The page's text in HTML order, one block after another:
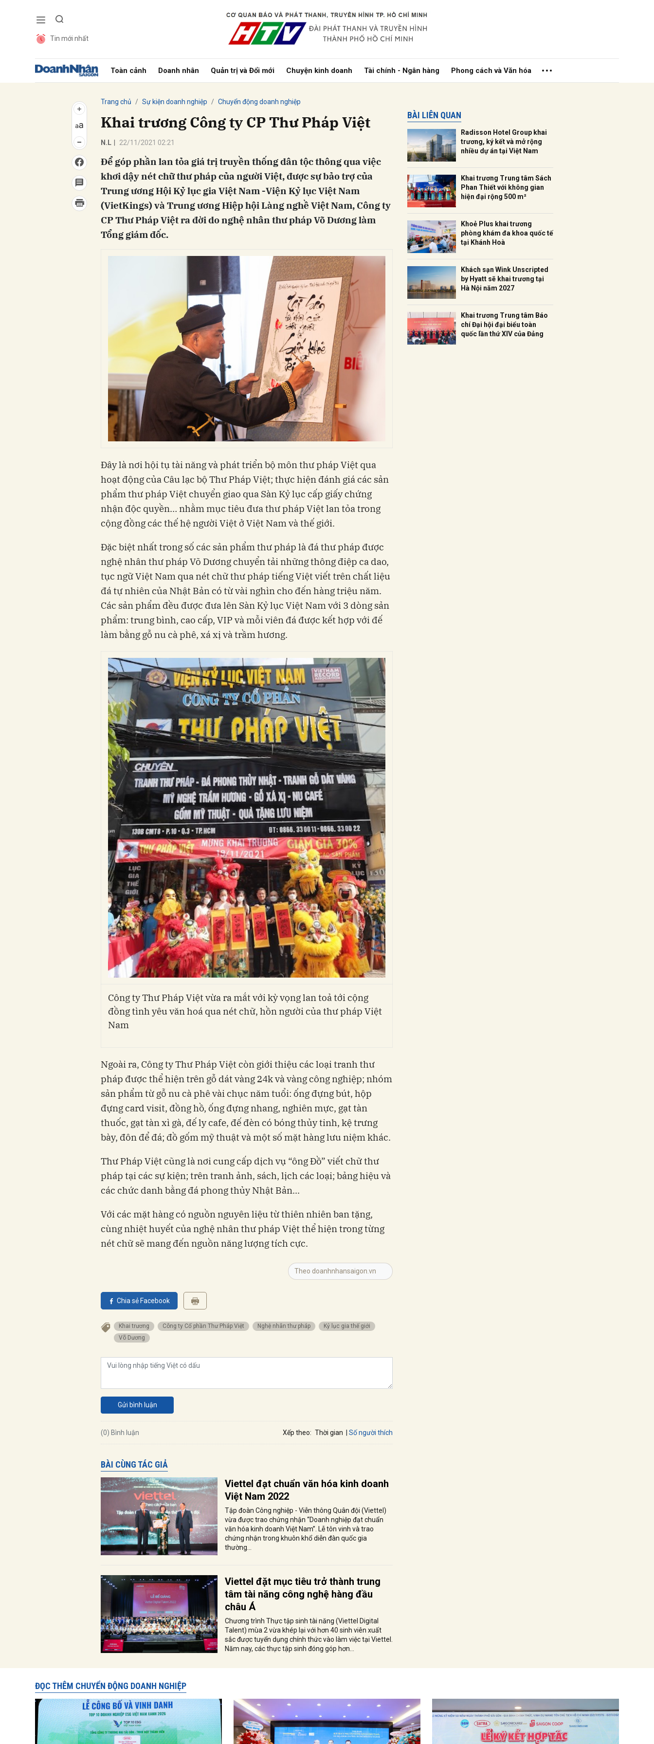
Tin mới nhất
Toàn cảnh Doanh nhân Quản trị và Đổi mới Chuyện kinh doanh Tài chính - Ngân hàng Phong cách và Văn hóa
Trang chủ Sự kiện doanh nghiệp Chuyển động doanh nghiệp
Khai trương Công ty CP Thư Pháp Việt
N.L 22/11/2021 02:21
Để góp phần lan tỏa giá trị truyền thống dân tộc thông qua việc
khơi dậy nét chữ thư pháp của người Việt, được sự bảo trợ của
Trung ương Hội Kỷ lục gia Việt Nam -Viện Kỷ lục Việt Nam
(VietKings) và Trung ương Hiệp hội Làng nghề Việt Nam, Công ty
CP Thư Pháp Việt ra đời do nghệ nhân thư pháp Võ Dương làm
Tổng giám đốc.
Đây là nơi hội tụ tài năng và phát triển bộ môn thư pháp Việt qua
hoạt động của Câu lạc bộ Thư Pháp Việt; thực hiện đánh giá các sản
phẩm thư pháp Việt chuyển giao qua Sàn Kỷ lục cấp giấy chứng
nhận độc quyền… nhằm mục tiêu đưa thư pháp Việt lan tỏa trong
cộng đồng các thế hệ người Việt ở Việt Nam và thế giới.
Đặc biệt nhất trong số các sản phẩm thư pháp là đá thư pháp được
nghệ nhân thư pháp Võ Dương chuyển tải những thông điệp ca dao,
tục ngữ Việt Nam qua nét chữ thư pháp tiếng Việt viết trên chất liệu
đá tự nhiên của Nhật Bản có từ vài nghìn cho đến hàng triệu năm.
Các sản phẩm đều được đưa lên Sàn Kỷ lục Việt Nam với 3 dòng sản
phẩm: trung bình, cao cấp, VIP và mỗi viên đá được kết hợp với đế
làm bằng gỗ nu cà phê, xá xị và trầm hương.
Công ty Thư Pháp Việt vừa ra mắt với kỳ vọng lan toả tới cộng
đồng tình yêu văn hoá qua nét chữ, hồn người của thư pháp Việt
Nam
Ngoài ra, Công ty Thư Pháp Việt còn giới thiệu các loại tranh thư
pháp được thể hiện trên gỗ dát vàng 24k và vàng công nghiệp; nhóm
sản phẩm từ gỗ nu cà phê vài chục năm tuổi: ống đựng bút, hộp
đựng card visit, đồng hồ, ống đựng nhang, nghiên mực, gạt tàn
thuốc, gạt tàn xì gà, đế ly cafe, đế đèn có bóng thủy tinh, kệ trưng
bày, đôn để đá; đồ gốm mỹ thuật và một số mặt hàng lưu niệm khác.
Thư Pháp Việt cũng là nơi cung cấp dịch vụ “ông Đồ” viết chữ thư
pháp tại các sự kiện; trên tranh ảnh, sách, lịch các loại; bảng hiệu và
các chức danh bằng đá phong thủy Nhật Bản...
Với các mặt hàng có nguồn nguyên liệu từ thiên nhiên ban tặng,
cùng nhiệt huyết của nghệ nhân thư pháp Việt thể hiện trong từng
nét chữ sẽ mang đến nguồn năng lượng tích cực.
Theo doanhnhansaigon.vn
Chia sẻ Facebook
Khai trương Công ty Cổ phần Thư Pháp Việt Nghệ nhân thư pháp
Kỷ lục gia thế giới
Võ Dương
Gửi bình luận
(0) Bình luận Xếp theo: Thời gian Số người thích
BÀI CÙNG TÁC GIẢ
Viettel đạt chuẩn văn hóa kinh doanh
Việt Nam 2022
Tập đoàn Công nghiệp - Viễn thông Quân đội (Viettel)
vừa được trao chứng nhận “Doanh nghiệp đạt chuẩn
văn hóa kinh doanh Việt Nam”. Lễ tôn vinh và trao
chứng nhận trong khuôn khổ diễn đàn quốc gia
thường...
Viettel đặt mục tiêu trở thành trung
tâm tài năng công nghệ hàng đầu
châu Á
Chương trình Thực tập sinh tài năng (Viettel Digital
Talent) mùa 2 vừa khép lại với hơn 40 sinh viên xuất
sắc được tuyển dụng chính thức vào làm việc tại Viettel.
Năm nay, các thực tập sinh đóng góp hơn...
BÀI LIÊN QUAN
Radisson Hotel Group khai
trương, ký kết và mở rộng
nhiều dự án tại Việt Nam
Khai trương Trung tâm Sách
Phan Thiết với không gian
hiện đại rộng 500 m²
Khoẻ Plus khai trương
phòng khám đa khoa quốc tế
tại Khánh Hoà
Khách sạn Wink Unscripted
by Hyatt sẽ khai trương tại
Hà Nội năm 2027
Khai trương Trung tâm Báo
chí Đại hội đại biểu toàn
quốc lần thứ XIV của Đảng
ĐỌC THÊM CHUYỂN ĐỘNG DOANH NGHIỆP
Gửi